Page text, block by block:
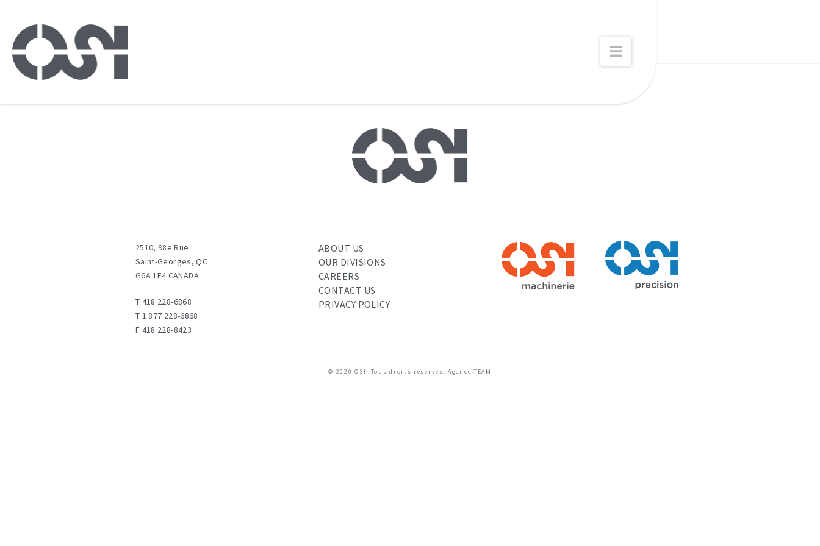
Our divisions
2510, 98e Rue
Saint-Georges, QC
G6A 1E4 CANADA
T 418 228-6868
T 1 877 228-6868
F 418 228-8423
ABOUT US
OUR DIVISIONS
CAREERS
CONTACT US
PRIVACY POLICY
© 2020 OSl. Tous droits réservés.Agence TEAM